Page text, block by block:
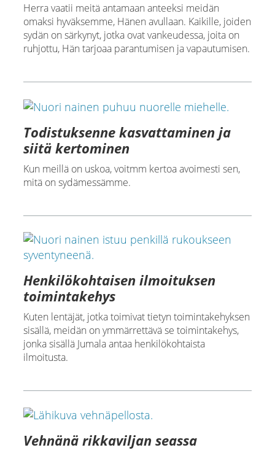
Herra vaatii meitä antamaan anteeksi meidän
omaksi hyväksemme, Hänen avullaan. Kaikille, joiden
sydän on särkynyt, jotka ovat vankeudessa, joita on
ruhjottu, Hän tarjoaa parantumisen ja vapautumisen.
Todistuksenne kasvattaminen ja
siitä kertominen
Kun meillä on uskoa, voitmm kertoa avoimesti sen,
mitä on sydämessämme.
Henkilökohtaisen ilmoituksen
toimintakehys
Kuten lentäjät, jotka toimivat tietyn toimintakehyksen
sisällä, meidän on ymmärrettävä se toimintakehys,
jonka sisällä Jumala antaa henkilökohtaista
ilmoitusta.
Vehnänä rikkaviljan seassa